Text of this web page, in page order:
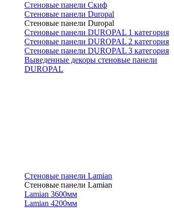
Стеновые панели Скиф
Стеновые панели Duropal
Стеновые панели Duropal
Стеновые панели DUROPAL 1 категория
Стеновые панели DUROPAL 2 категория
Стеновые панели DUROPAL 3 категория
Выведенные декоры стеновые панели
DUROPAL
Стеновые панели Lamian
Стеновые панели Lamian
Lamian 3600мм
Lamian 4200мм